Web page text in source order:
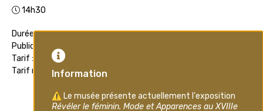
14h30
Durée : 1h30
Public : Adultes
Tarif : 7€
Tarif réduit : 5€
Inscription